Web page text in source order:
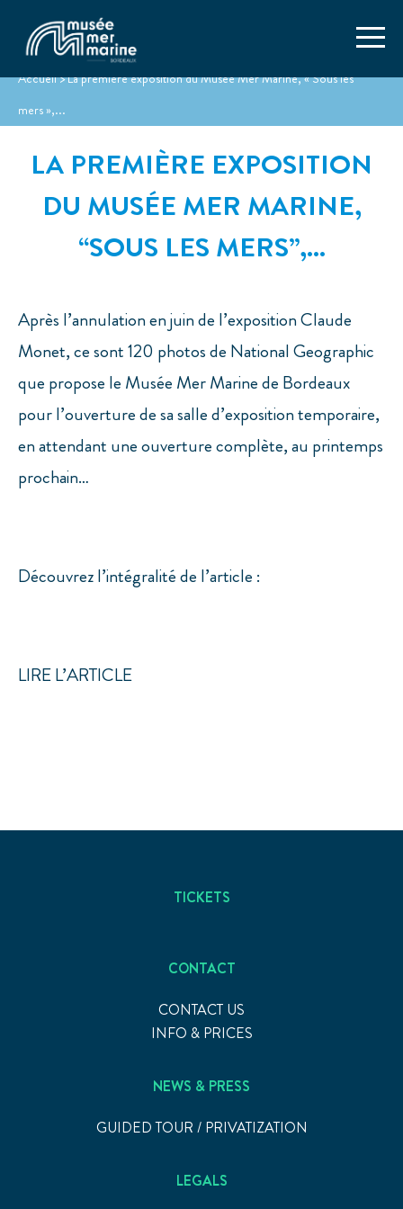
Accueil>La première exposition du Musée Mer Marine, « Sous les
mers »,...
LA PREMIÈRE EXPOSITION
DU MUSÉE MER MARINE,
“SOUS LES MERS”,...
Après l’annulation en juin de l’exposition Claude
Monet, ce sont 120 photos de National Geographic
que propose le Musée Mer Marine de Bordeaux
pour l’ouverture de sa salle d’exposition temporaire,
en attendant une ouverture complète, au printemps
prochain…
Découvrez l’intégralité de l’article :
LIRE L’ARTICLE
TICKETS
CONTACT
CONTACT US
INFO & PRICES
NEWS & PRESS
GUIDED TOUR / PRIVATIZATION
LEGALS